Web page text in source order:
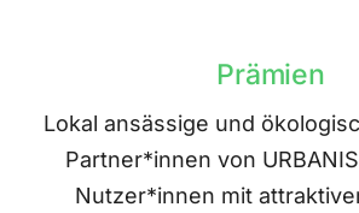
Prämien
Lokal ansässige und
Partner*innen von
Nutzer*innen mit